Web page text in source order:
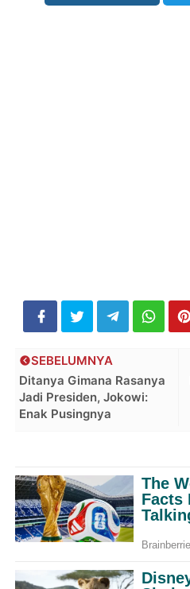
SEBELUMNYA
Ditanya Gimana Rasanya
Jadi Presiden, Jokowi:
Enak Pusingnya